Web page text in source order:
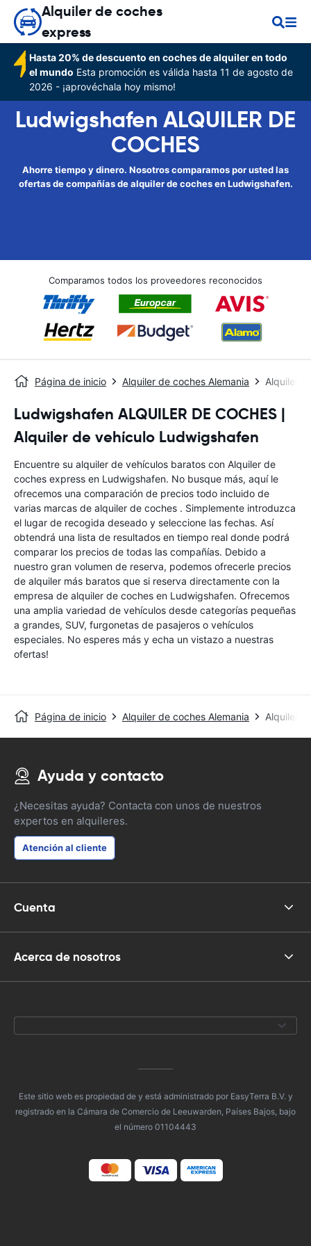
Alquiler de coches
express
Hasta 20% de descuento en coches de alquiler en todo
el mundo Esta promoción es válida hasta 11 de agosto de
2026 - ¡aprovéchala hoy mismo!
Ludwigshafen ALQUILER DE
COCHES
Ahorre tiempo y dinero. Nosotros comparamos por usted las
ofertas de compañías de alquiler de coches en Ludwigshafen.
Comparamos todos los proveedores reconocidos
Página de inicio Alquiler de coches Alemania Alquiler
Ludwigshafen ALQUILER DE COCHES |
Alquiler de vehículo Ludwigshafen
Encuentre su alquiler de vehículos baratos con Alquiler de
coches express en Ludwigshafen. No busque más, aquí le
ofrecemos una comparación de precios todo incluido de
varias marcas de alquiler de coches . Simplemente introduzca
el lugar de recogida deseado y seleccione las fechas. Así
obtendrá una lista de resultados en tiempo real donde podrá
comparar los precios de todas las compañías. Debido a
nuestro gran volumen de reserva, podemos ofrecerle precios
de alquiler más baratos que si reserva directamente con la
empresa de alquiler de coches en Ludwigshafen. Ofrecemos
una amplia variedad de vehículos desde categorías pequeñas
a grandes, SUV, furgonetas de pasajeros o vehículos
especiales. No esperes más y echa un vistazo a nuestras
ofertas!
Página de inicio Alquiler de coches Alemania Alquiler
Ayuda y contacto
¿Necesitas ayuda? Contacta con unos de nuestros
expertos en alquileres.
Atención al cliente
Cuenta
Acerca de nosotros
Este sitio web es propiedad de y está administrado por EasyTerra B.V. y
registrado en la Cámara de Comercio de Leeuwarden, Países Bajos, bajo
el número 01104443